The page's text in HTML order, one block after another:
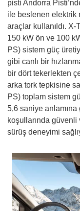
pisti Andorra
ile beslenen elektrik
araçlar kullanıldı.
150 kW ön ve 100
PS) sistem güç
gibi canlı bir
bir dört tekerlekten
arka tork tepkisine
PS) toplam sistem
5,6 saniye
koşullarında güvenli
sürüş deneyimi